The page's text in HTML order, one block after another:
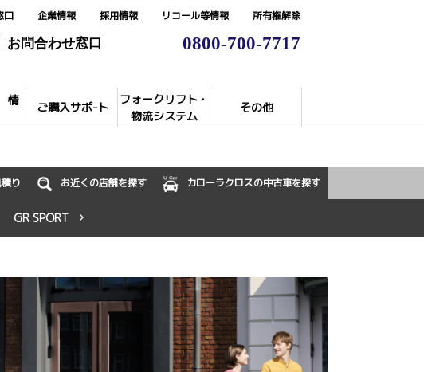
お問合わせ窓口 0800-700-7717
情
ご購入サポ-ト
フォークリフト・
物流システム
その他
口 企業情報 採用情報 リコール等情報 所有権解除
り お近くの店舗を探す カローラクロスの中古車を探す
GR SPORT